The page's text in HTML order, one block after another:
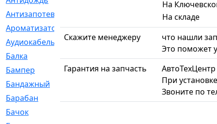
Антизапотеватель
Ароматизатор
[35]
Аудиокабель
[2]
Балка
[58]
Бампер
[137]
Бандажный
Барабан
Бачок
На
На складе
Скажите менеджеру
что нашли
Это поможет
Гарантия на запчасть
При
Звоните по